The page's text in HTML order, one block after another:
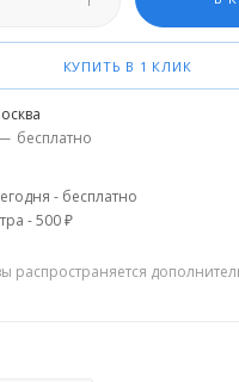
КУПИТЬ В 1 КЛИК
бесплатно
- бесплатно
- 500 ₽
распространяется